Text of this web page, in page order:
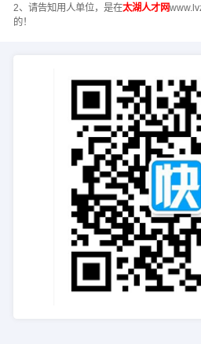
2、请告知用人单位，是在太湖人才网
的！